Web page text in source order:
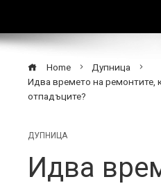
Home
Дупница
Идва времето на ремонтите,
отпадъците?
ДУПНИЦА
Идва